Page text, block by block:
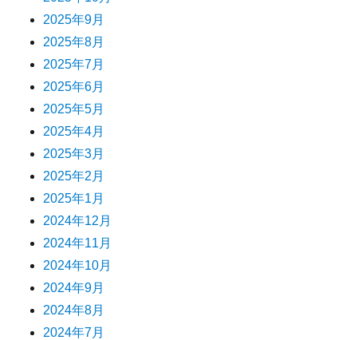
2025年9月
2025年8月
2025年7月
2025年6月
2025年5月
2025年4月
2025年3月
2025年2月
2025年1月
2024年12月
2024年11月
2024年10月
2024年9月
2024年8月
2024年7月